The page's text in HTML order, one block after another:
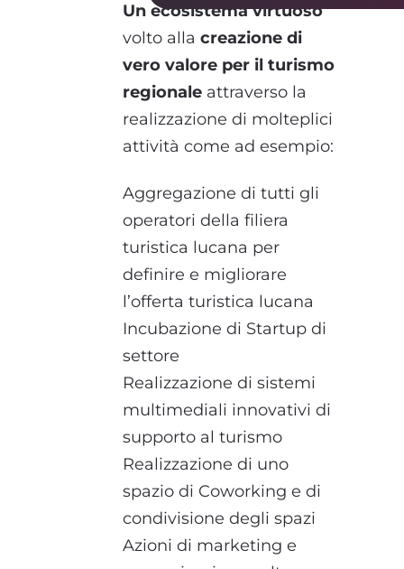
Un ecosistema virtuoso
volto alla creazione di
vero valore per il turismo
regionale attraverso la
realizzazione di molteplici
attività come ad esempio:
Aggregazione di tutti gli
operatori della filiera
turistica lucana per
definire e migliorare
l’offerta turistica lucana
Incubazione di Startup di
settore
Realizzazione di sistemi
multimediali innovativi di
supporto al turismo
Realizzazione di uno
spazio di Coworking e di
condivisione degli spazi
Azioni di marketing e